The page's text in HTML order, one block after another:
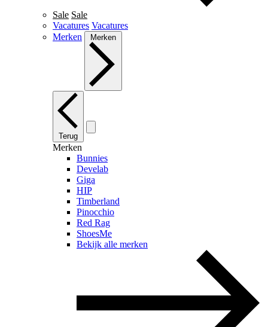
Sale Sale
Vacatures Vacatures
Merken
Merken
Terug
Merken
Bunnies
Develab
Giga
HIP
Timberland
Pinocchio
Red Rag
ShoesMe
Bekijk alle merken